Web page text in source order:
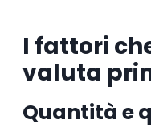
I fattori
valuta
Quantità e